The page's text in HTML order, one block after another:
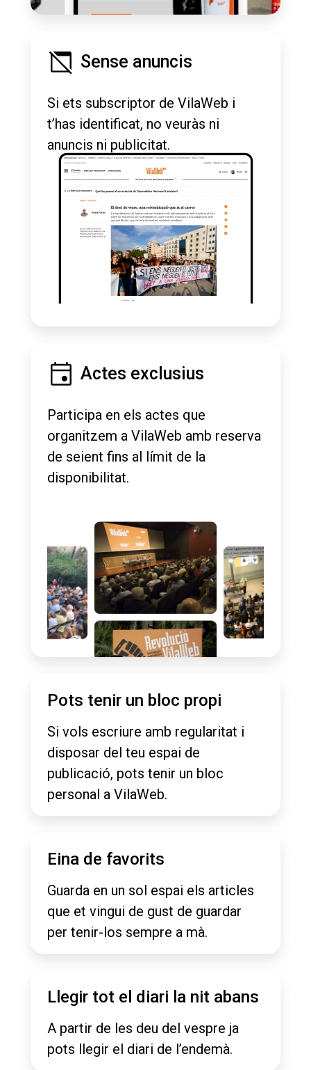
Sense anuncis
Si ets subscriptor de VilaWeb i
t’has identificat, no veuràs ni
anuncis ni publicitat.
Actes exclusius
Participa en els actes que
organitzem a VilaWeb amb reserva
de seient fins al límit de la
disponibilitat.
Pots tenir un bloc propi
Si vols escriure amb regularitat i
disposar del teu espai de
publicació, pots tenir un bloc
personal a VilaWeb.
Eina de favorits
Guarda en un sol espai els articles
que et vingui de gust de guardar
per tenir-los sempre a mà.
Llegir tot el diari la nit abans
A partir de les deu del vespre ja
pots llegir el diari de l’endemà.